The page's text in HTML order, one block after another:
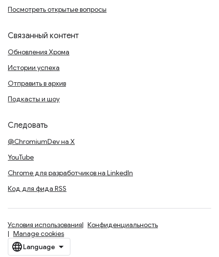
Посмотреть открытые вопросы
Связанный контент
Обновления Хрома
Истории успеха
Отправить в архив
Подкасты и шоу
Следовать
@ChromiumDev на X
YouTube
Chrome для разработчиков на LinkedIn
Код для фида RSS
Условия использования
Конфиденциальность
Manage cookies